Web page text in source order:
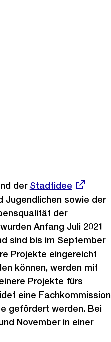
der Externer
Link:
Stadtidee
Jugendlichen sowie der
der
Anfang Juli 2021
sind bis im September
Projekte eingereicht
können, werden mit
Projekte fürs
eine Fachkommission
gefördert werden. Bei
November in einer